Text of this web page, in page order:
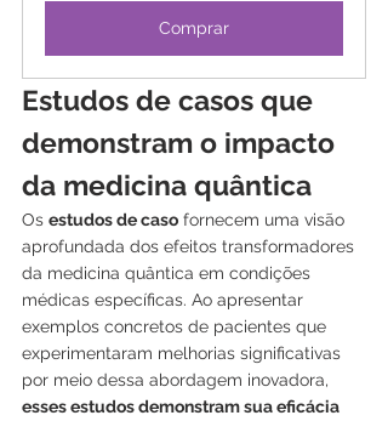
Comprar
Estudos de casos que
demonstram o impacto
da medicina quântica
Os estudos de caso fornecem uma visão
aprofundada dos efeitos transformadores
da medicina quântica em condições
médicas específicas. Ao apresentar
exemplos concretos de pacientes que
experimentaram melhorias significativas
por meio dessa abordagem inovadora,
esses estudos demonstram sua eficácia